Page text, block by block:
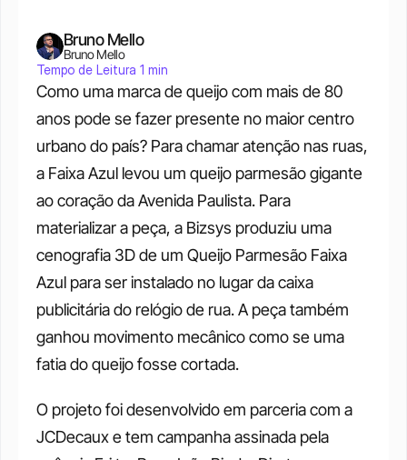
Como uma marca de queijo com mais de 80
anos pode se fazer presente no maior centro
urbano do país? Para chamar atenção nas ruas,
a Faixa Azul levou um queijo parmesão gigante
ao coração da Avenida Paulista. Para
materializar a peça, a Bizsys produziu uma
cenografia 3D de um Queijo Parmesão Faixa
Azul para ser instalado no lugar da caixa
publicitária do relógio de rua. A peça também
ganhou movimento mecânico como se uma
fatia do queijo fosse cortada.
O projeto foi desenvolvido em parceria com a
JCDecaux e tem campanha assinada pela
Bruno Mello
Bruno Mello
Tempo de Leitura 1 min